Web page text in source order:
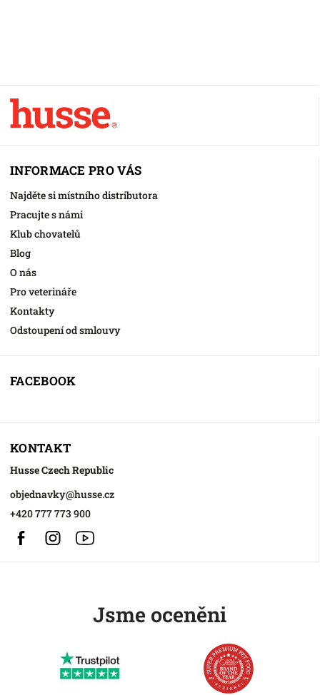
INFORMACE PRO VÁS
Najděte si místního distributora
Pracujte s námi
Klub chovatelů
Blog
O nás
Pro veterináře
Kontakty
Odstoupení od smlouvy
FACEBOOK
KONTAKT
Husse Czech Republic
objednavky@husse.cz
+420 777 773 900
FacebookInstagram
Jsme oceněni